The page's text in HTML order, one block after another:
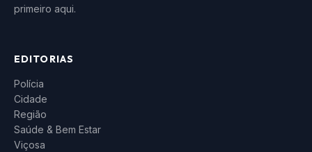
primeiro aqui.
EDITORIAS
Polícia
Cidade
Região
Saúde & Bem Estar
Viçosa